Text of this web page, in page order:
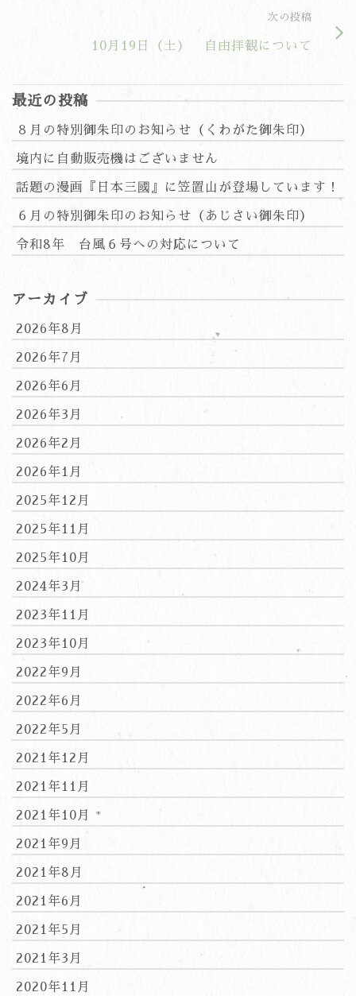
次の投稿
10月19日（土） 自由拝観について
最近の投稿
８月の特別御朱印のお知らせ（くわがた御朱印）
境内に自動販売機はございません
話題の漫画『日本三國』に笠置山が登場しています！
６月の特別御朱印のお知らせ（あじさい御朱印）
令和8年 台風６号への対応について
アーカイブ
2026年8月
2026年7月
2026年6月
2026年3月
2026年2月
2026年1月
2025年12月
2025年11月
2025年10月
2024年3月
2023年11月
2023年10月
2022年9月
2022年6月
2022年5月
2021年12月
2021年11月
2021年10月
2021年9月
2021年8月
2021年6月
2021年5月
2021年3月
2020年11月